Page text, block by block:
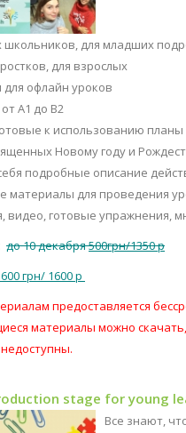
для младших
для взрослых
для офлайн уроков
A1 до B2
к использованию планы
Новому году и
подробные описание
материалы для проведения
видео, готовые упражнения,
до 10 декабря500грн/1350 р
600 грн/ 1600 р
предоставляется
материалы можно
stage for young
Все знают,